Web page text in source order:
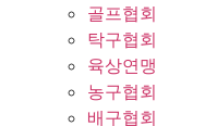
골프협회
탁구협회
육상연맹
농구협회
배구협회